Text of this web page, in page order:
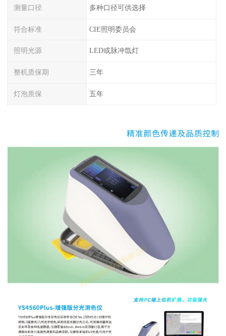
测量口径 多种口径可供选择
符合标准 CIE照明委员会
照明光源 LED或脉冲氙灯
整机质保期 三年
灯泡质保 五年